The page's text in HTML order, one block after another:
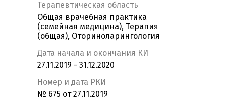
Терапевтическая область
Общая врачебная практика
(семейная медицина), Терапия
(общая), Оториноларингология
Дата начала и окончания КИ
27.11.2019 - 31.12.2020
Номер и дата РКИ
№ 675 от 27.11.2019